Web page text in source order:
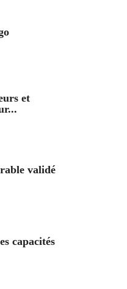
et
validé
capacités